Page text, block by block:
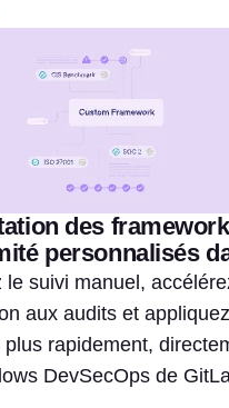
des
personnalisés
le suivi manuel,
aux audits et
plus rapidement,
DevSecOps de